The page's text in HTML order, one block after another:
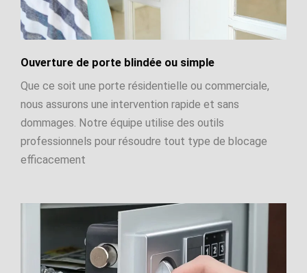
Ouverture de porte blindée ou simple
Que ce soit une porte résidentielle ou commerciale,
nous assurons une intervention rapide et sans
dommages. Notre équipe utilise des outils
professionnels pour résoudre tout type de blocage
efficacement